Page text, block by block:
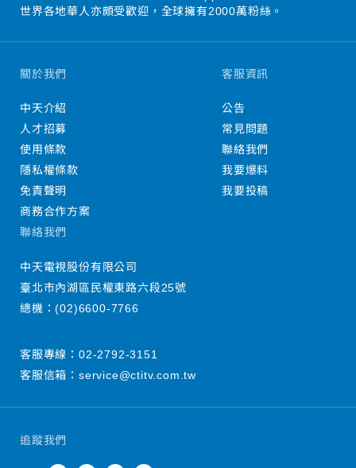
世界各地華人亦頗受歡迎，全球擁有2000萬粉絲。
追蹤我們
關於我們
中天介紹
人才招募
使用條款
隱私權條款
免責聲明
商務合作方案
客服資訊
公告
常見問題
聯絡我們
我要爆料
我要投稿
聯絡我們
中天電視股份有限公司
臺北市內湖區民權東路六段25號
總機：(02)6600-7766
客服專線： 02-2792-3151
客服信箱： service@ctitv.com.tw